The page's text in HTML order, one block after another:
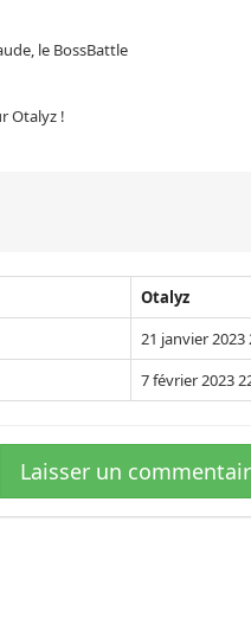
le BossBattle
Otalyz !
Otalyz
21 janvier 2023
7 février 2023
Laisser un